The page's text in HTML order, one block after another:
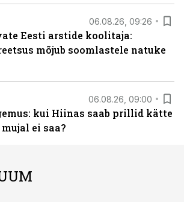
06.08.26, 09:26
Eesti arstide koolitaja:
mõjub soomlastele natuke
06.08.26, 09:00
kui Hiinas saab prillid kätte
ei saa?